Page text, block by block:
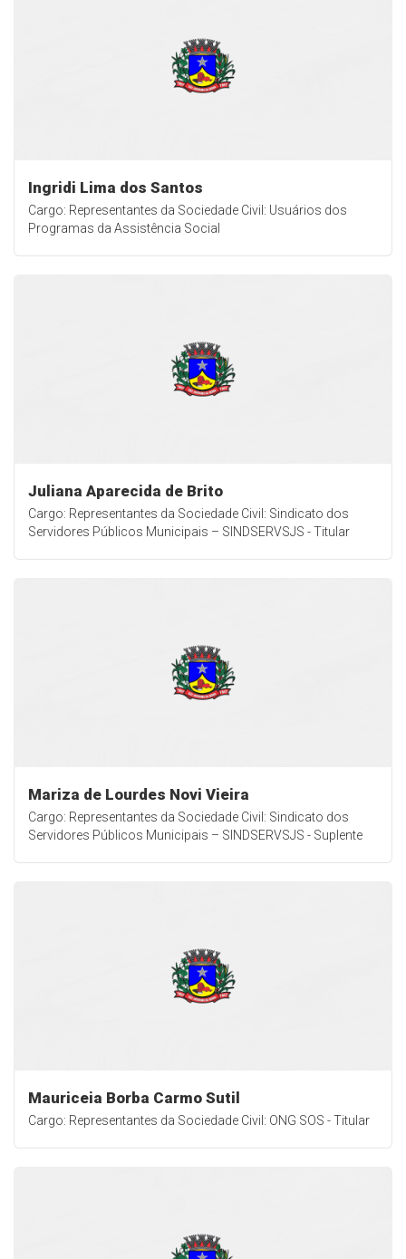
Ingridi Lima dos Santos
Cargo: Representantes da Sociedade Civil: Usuários dos
Programas da Assistência Social
Juliana Aparecida de Brito
Cargo: Representantes da Sociedade Civil: Sindicato dos
Servidores Públicos Municipais – SINDSERVSJS - Titular
Mariza de Lourdes Novi Vieira
Cargo: Representantes da Sociedade Civil: Sindicato dos
Servidores Públicos Municipais – SINDSERVSJS - Suplente
Mauriceia Borba Carmo Sutil
Cargo: Representantes da Sociedade Civil: ONG SOS - Titular